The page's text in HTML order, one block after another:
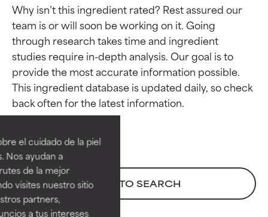
el cuidado de la piel
Nos ayudan a
de la mejor
visites nuestro sitio
partners,
a tus intereses
Why isn’t this ingredient rated? Rest assured our
team is or will soon be working on it. Going
through research takes time and ingredient
studies require in-depth analysis. Our goal is to
provide the most accurate information possible.
This ingredient database is updated daily, so check
BACK TO SEARCH
Calificaciones de
ingredientes
EXCELENTE
Ingrediente sobresaliente con
beneficios reales para la piel. Su
Calificaciones de
ingredientes
EXCELENTE
Ingrediente sobresaliente con
beneficios reales para la piel. Su